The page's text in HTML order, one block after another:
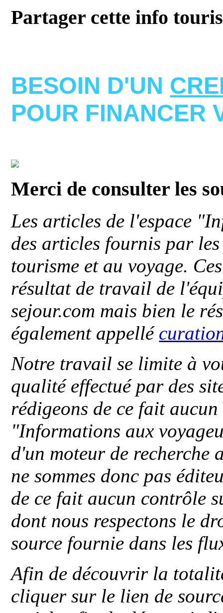
Partager cette info
BESOIN D'UN
POUR FINANCER
Merci de consulter les
Les articles de l'espace
des articles fournis par
tourisme et au voyage.
résultat de travail de
sejour.com mais bien le
également appellé
Notre travail se limite à
qualité effectué par des
rédigeons de ce fait
"Informations aux
d'un moteur de recherche
ne sommes donc pas
de ce fait aucun contrôle
dont nous respectons le
source fournie dans les
Afin de découvrir la
cliquer sur le lien de